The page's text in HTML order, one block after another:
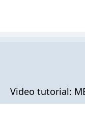
Video tutorial: